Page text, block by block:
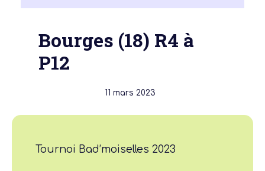
Bourges (18) R4 à
P12
11 mars 2023
Tournoi Bad’moiselles 2023